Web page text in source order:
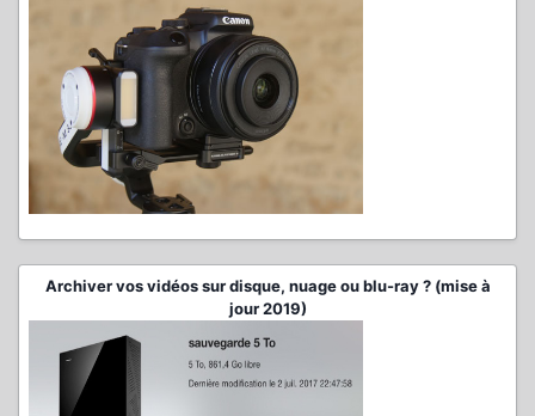
Archiver vos vidéos sur disque, nuage ou blu-ray ? (mise à
jour 2019)